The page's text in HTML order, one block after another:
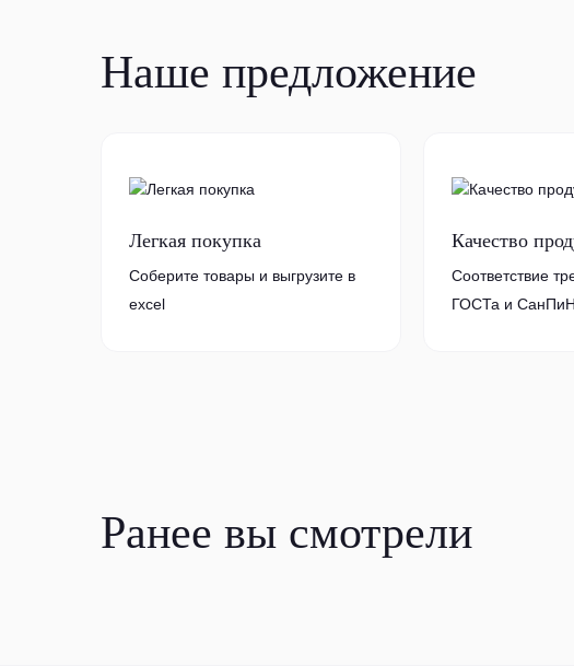
Наше предложение
Легкая покупка
Соберите товары и выгрузите в
excel
Качество
Соответствие
ГОСТа и СанПиН
Ранее вы смотрели